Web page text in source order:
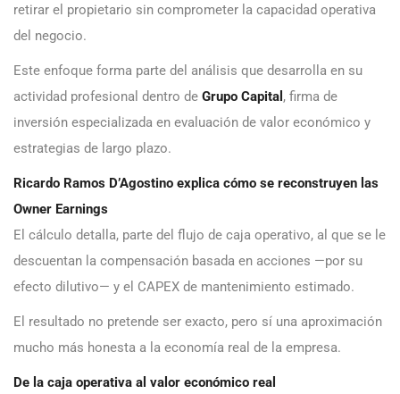
retirar el propietario sin comprometer la capacidad operativa
del negocio.
Este enfoque forma parte del análisis que desarrolla en su
actividad profesional dentro de Grupo Capital , firma de
inversión especializada en evaluación de valor económico y
estrategias de largo plazo.
Ricardo Ramos D’Agostino explica cómo se reconstruyen las
Owner Earnings
El cálculo detalla, parte del flujo de caja operativo, al que se le
descuentan la compensación basada en acciones —por su
efecto dilutivo— y el CAPEX de mantenimiento estimado.
El resultado no pretende ser exacto, pero sí una aproximación
mucho más honesta a la economía real de la empresa.
De la caja operativa al valor económico real